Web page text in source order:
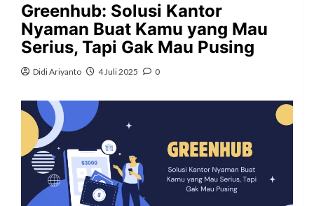
Greenhub: Solusi Kantor
Nyaman Buat Kamu yang Mau
Serius, Tapi Gak Mau Pusing
Didi Ariyanto 4 Juli 2025 0